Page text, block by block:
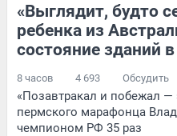
«Выглядит, будто
ребенка из
состояние зданий
8 часов 4 693 Обсудить
«Позавтракал и побежал —
пермского марафонца
чемпионом РФ 35 раз